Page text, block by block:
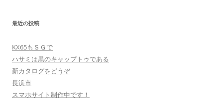
ン
最近の投稿
KX65もＳＧで
ハサミは黒のキャップトゥである
新カタログをどうぞ
長浜市
スマホサイト制作中です！